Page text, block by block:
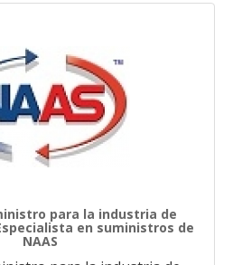
para la industria de
en suministros de
NAAS